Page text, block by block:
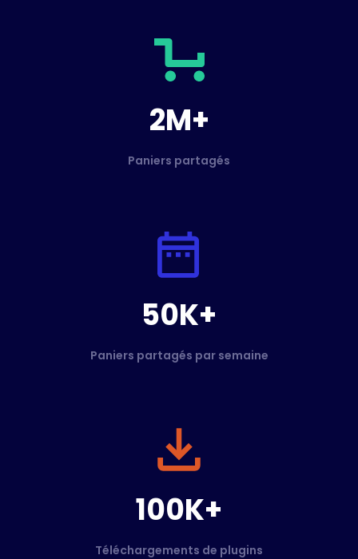
2M+
Paniers partagés
50K+
Paniers partagés par semaine
100K+
Téléchargements de plugins